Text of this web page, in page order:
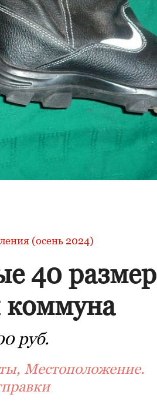
(осень 2024)
40 размер
руб.
Местоположение.